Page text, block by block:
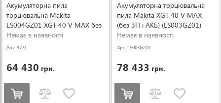
Акумуляторна пила
торцювальна Makita
LS004GZ01 XGT 40 V MAX без
АКБ та зарядного пристрою
(LS004GZ01)
Немає в наявності
Арт: 3771
64 430 грн.
Акумуляторна торцювальна
пила Makita XGT 40 V MAX
(без ЗП і АКБ) (LS003GZ01)
Немає в наявності
Арт: LS003GZ01
78 433 грн.